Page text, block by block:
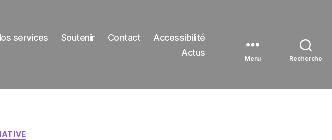
services Soutenir Contact
Accessibilité
Actus
Menu Recherche